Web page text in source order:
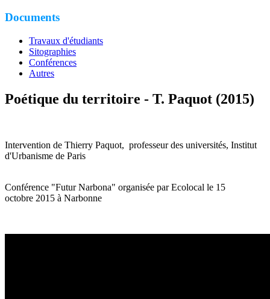
Documents
Travaux d'étudiants
Sitographies
Conférences
Autres
Poétique du territoire - T. Paquot (2015)
Intervention de Thierry Paquot, professeur des universités, Institut
d'Urbanisme de Paris
Conférence "Futur Narbona" organisée par Ecolocal le 15
octobre 2015 à Narbonne